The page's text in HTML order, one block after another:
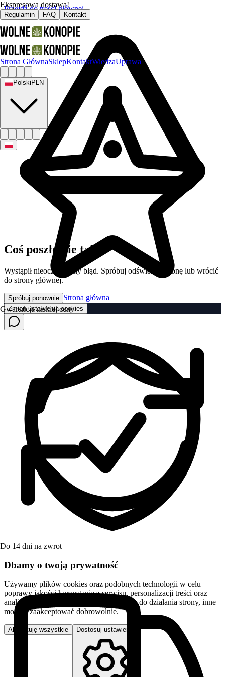
Przejdź do treści głównej
Ekspresowa dostawa!
Regulamin FAQ Kontakt
Strona GłównaSklepKontaktWiedzaUprawa
Polski PLN
Gwarancja niskiej ceny
Do 14 dni na zwrot
Coś poszło nie tak
Wystąpił nieoczekiwany błąd. Spróbuj odświeżyć stronę lub wrócić
do strony głównej.
Spróbuj ponownie Strona główna
Zmień ustawienia cookies
Dbamy o twoją prywatność
Używamy plików cookies oraz podobnych technologii w celu
poprawy jakości korzystania z serwisu, personalizacji treści oraz
analizy ruchu. Niektóre pliki są niezbędne do działania strony, inne
możesz zaakceptować dobrowolnie.
Akceptuję wszystkie Dostosuj ustawienia